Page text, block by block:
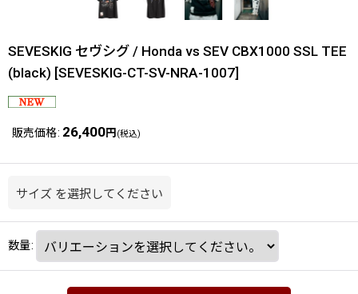
SEVESKIG セヴシグ / Honda vs SEV CBX1000 SSL TEE
(black) [SEVESKIG-CT-SV-NRA-1007]
販売価格: 26,400円 (税込)
サイズ を選択してください
数量: